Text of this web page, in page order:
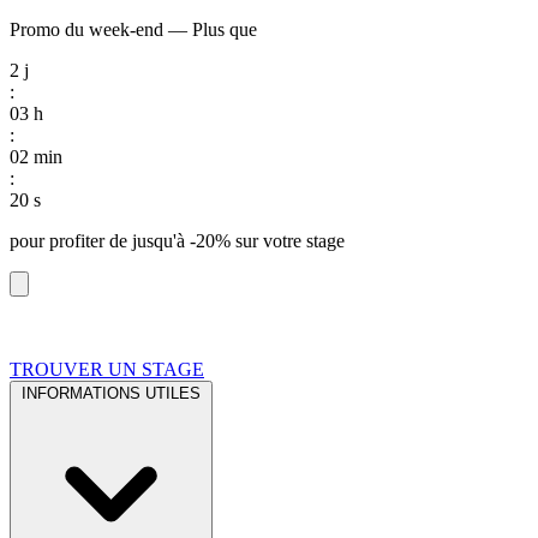
Promo du week-end — Plus que
2 j
:
03 h
:
02 min
:
20 s
pour profiter de jusqu'à -20% sur votre stage
TROUVER UN STAGE
INFORMATIONS UTILES